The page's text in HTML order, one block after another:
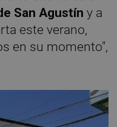
San Agustín y a
este verano,
en su momento",